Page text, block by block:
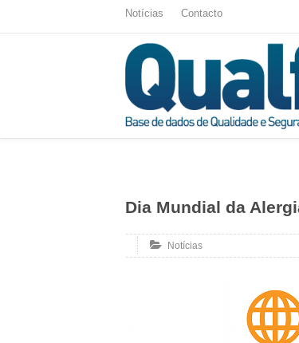
Notícias Contacto
Dia Mundial da
Notícias